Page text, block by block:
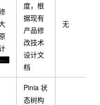
度，根
据现有
产品修
改技术
设计文
档
无
Pinia 状
态树构